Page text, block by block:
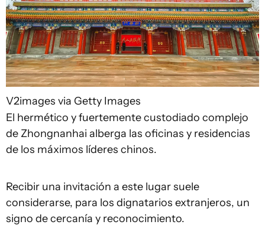
V2images via Getty Images
El hermético y fuertemente custodiado complejo
de Zhongnanhai alberga las oficinas y residencias
de los máximos líderes chinos.
Recibir una invitación a este lugar suele
considerarse, para los dignatarios extranjeros, un
signo de cercanía y reconocimiento.